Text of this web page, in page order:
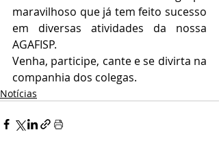
maravilhoso que já tem feito sucesso
em diversas atividades da nossa
AGAFISP.
Venha, participe, cante e se divirta na
companhia dos colegas.
Notícias